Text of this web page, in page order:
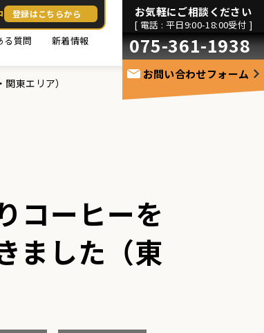
登録はこちらから
る質問
新着情報
お気軽にご相談ください
[ 電話 : 平日9:00-18:00受付 ]
075-361-1938
お問い合わせフォーム
東エリア）
コーヒーを
ました（東